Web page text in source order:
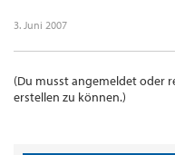
3. Juni 2007
(Du musst angemeldet oder
erstellen zu können.)